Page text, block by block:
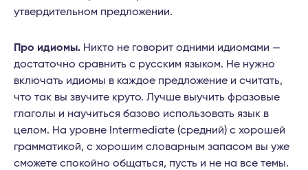
утвердительном предложении.
Про идиомы. Никто не говорит одними идиомами —
достаточно сравнить с русским языком. Не нужно
включать идиомы в каждое предложение и считать,
что так вы звучите круто. Лучше выучить фразовые
глаголы и научиться базово использовать язык в
целом. На уровне Intermediate (средний) с хорошей
грамматикой, с хорошим словарным запасом вы уже
сможете спокойно общаться, пусть и не на все темы.